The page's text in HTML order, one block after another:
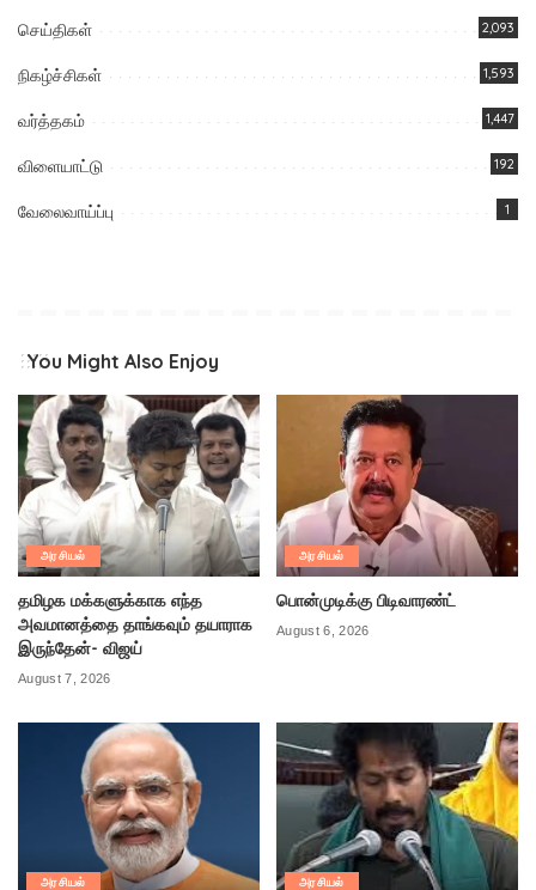
செய்திகள் 2,093
நிகழ்ச்சிகள் 1,593
வர்த்தகம் 1,447
விளையாட்டு 192
வேலைவாய்ப்பு 1
You Might Also Enjoy
அரசியல்
தமிழக மக்களுக்காக எந்த
அவமானத்தை தாங்கவும் தயாராக
இருந்தேன்- விஜய்
August 7, 2026
அரசியல்
பொன்முடிக்கு பிடிவாரண்ட்
August 6, 2026
அரசியல் அரசியல்